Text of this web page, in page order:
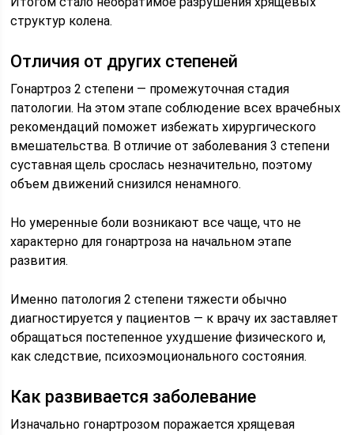
структур колена.
Отличия от других степеней
Гонартроз 2 степени — промежуточная стадия
патологии. На этом этапе соблюдение всех врачебных
рекомендаций поможет избежать хирургического
вмешательства. В отличие от заболевания 3 степени
суставная щель срослась незначительно, поэтому
объем движений снизился ненамного.
Но умеренные боли возникают все чаще, что не
характерно для гонартроза на начальном этапе
развития.
Именно патология 2 степени тяжести обычно
диагностируется у пациентов — к врачу их заставляет
обращаться постепенное ухудшение физического и,
как следствие, психоэмоционального состояния.
Как развивается заболевание
Изначально гонартрозом поражается хрящевая